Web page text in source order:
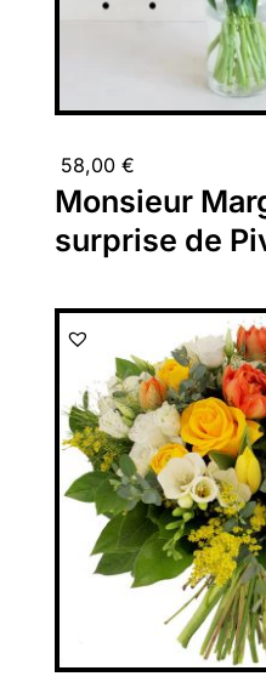
58,00 €
Monsieur
surprise de